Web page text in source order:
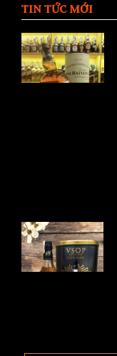
TIN TỨC MỚI